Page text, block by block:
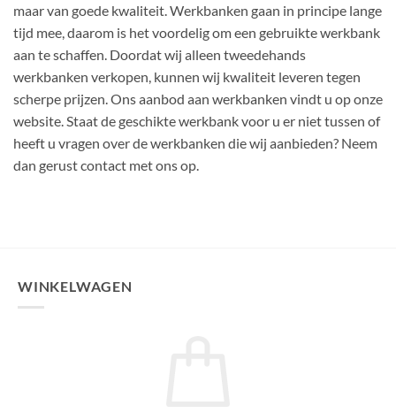
maar van goede kwaliteit. Werkbanken gaan in principe lange
tijd mee, daarom is het voordelig om een gebruikte werkbank
aan te schaffen. Doordat wij alleen tweedehands
werkbanken verkopen, kunnen wij kwaliteit leveren tegen
scherpe prijzen. Ons aanbod aan werkbanken vindt u op onze
website. Staat de geschikte werkbank voor u er niet tussen of
heeft u vragen over de werkbanken die wij aanbieden? Neem
dan gerust contact met ons op.
WINKELWAGEN